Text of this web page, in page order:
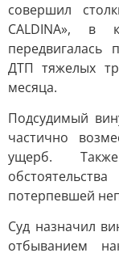
совершил
CALDINA», в
передвигалась
ДТП тяжелых
месяца.
Подсудимый
частично
ущерб.
потерпевшей
Суд назначил
отбыванием